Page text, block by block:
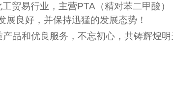
工贸易行业，主营PTA（精对苯二甲酸）
展良好，并保持迅猛的发展态势！
品和优良服务，不忘初心，共铸辉煌明